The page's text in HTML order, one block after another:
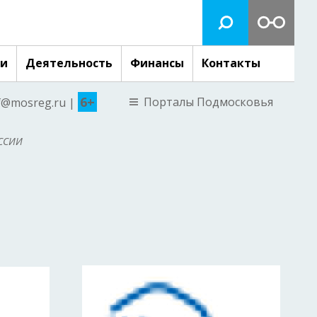
Деятельность Финансы Контакты
| 6+ Порталы Подмосковья